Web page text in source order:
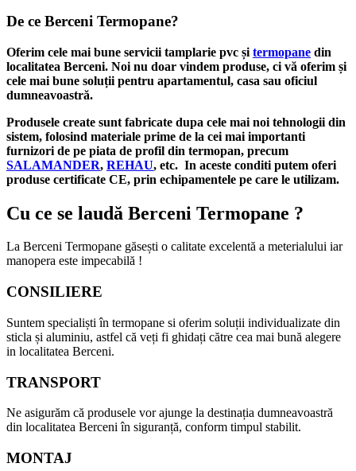
De ce Berceni Termopane?
Oferim cele mai bune servicii tamplarie pvc și termopane din
localitatea Berceni. Noi nu doar vindem produse, ci vă oferim și
cele mai bune soluții pentru apartamentul, casa sau oficiul
dumneavoastră.
Produsele create sunt fabricate dupa cele mai noi tehnologii din
sistem, folosind materiale prime de la cei mai importanti
furnizori de pe piata de profil din termopan, precum
SALAMANDER, REHAU, etc. In aceste conditi putem oferi
produse certificate CE, prin echipamentele pe care le utilizam.
Cu ce se laudă Berceni Termopane ?
La Berceni Termopane găsești o calitate excelentă a meterialului iar
manopera este impecabilă !
CONSILIERE
Suntem specialiști în termopane si oferim soluții individualizate din
sticla și aluminiu, astfel că veți fi ghidați către cea mai bună alegere
in localitatea Berceni.
TRANSPORT
Ne asigurăm că produsele vor ajunge la destinația dumneavoastră
din localitatea Berceni în siguranță, conform timpul stabilit.
MONTAJ